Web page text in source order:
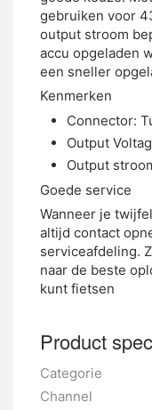
gebruiken voor
output stroom
accu opgeladen
een sneller
Kenmerken
Connector:
Output
Output
Goede service
Wanneer je
altijd contact
serviceafdeling.
naar de beste
kunt fietsen
Product
Categorie
Channel